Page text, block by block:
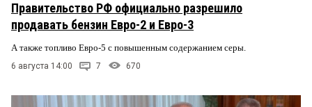
Правительство РФ официально разрешило
продавать бензин Евро-2 и Евро-3
А также топливо Евро-5 с повышенным содержанием серы.
6 августа 14:00 7 670